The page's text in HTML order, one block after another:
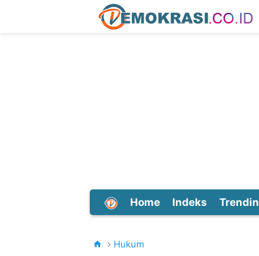
Home Indeks
Hukum